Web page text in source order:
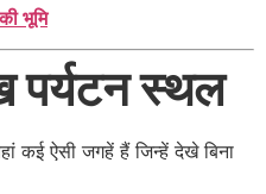
भूमि
पर्यटन स्थल
कई ऐसी जगहें हैं जिन्हें देखे बिना